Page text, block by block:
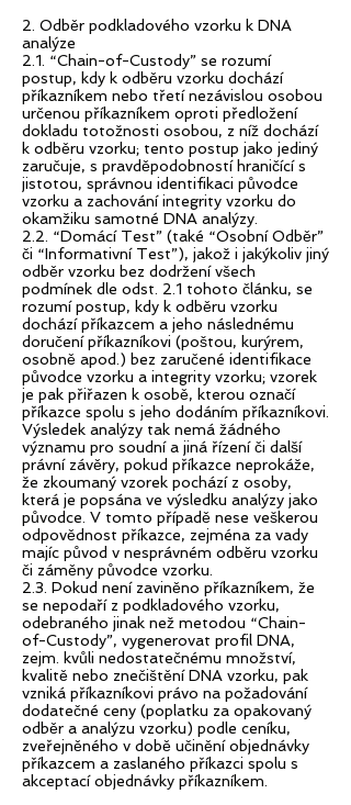
2. Odběr podkladového vzorku k DNA
analýze
2.1. “Chain-of-Custody” se rozumí
postup, kdy k odběru vzorku dochází
příkazníkem nebo třetí nezávislou osobou
určenou příkazníkem oproti předložení
dokladu totožnosti osobou, z níž dochází
k odběru vzorku; tento postup jako jediný
zaručuje, s pravděpodobností hraničící s
jistotou, správnou identifikaci původce
vzorku a zachování integrity vzorku do
okamžiku samotné DNA analýzy.
2.2. “Domácí Test” (také “Osobní Odběr”
či “Informativní Test”), jakož i jakýkoliv jiný
odběr vzorku bez dodržení všech
podmínek dle odst. 2.1 tohoto článku, se
rozumí postup, kdy k odběru vzorku
dochází příkazcem a jeho následnému
doručení příkazníkovi (poštou, kurýrem,
osobně apod.) bez zaručené identifikace
původce vzorku a integrity vzorku; vzorek
je pak přiřazen k osobě, kterou označí
příkazce spolu s jeho dodáním příkazníkovi.
Výsledek analýzy tak nemá žádného
významu pro soudní a jiná řízení či další
právní závěry, pokud příkazce neprokáže,
že zkoumaný vzorek pochází z osoby,
která je popsána ve výsledku analýzy jako
původce. V tomto případě nese veškerou
odpovědnost příkazce, zejména za vady
majíc původ v nesprávném odběru vzorku
či záměny původce vzorku.
2.3. Pokud není zaviněno příkazníkem, že
se nepodaří z podkladového vzorku,
odebraného jinak než metodou “Chain-
of-Custody”, vygenerovat profil DNA,
zejm. kvůli nedostatečnému množství,
kvalitě nebo znečištění DNA vzorku, pak
vzniká příkazníkovi právo na požadování
dodatečné ceny (poplatku za opakovaný
odběr a analýzu vzorku) podle ceníku,
zveřejněného v době učinění objednávky
příkazcem a zaslaného příkazci spolu s
akceptací objednávky příkazníkem.